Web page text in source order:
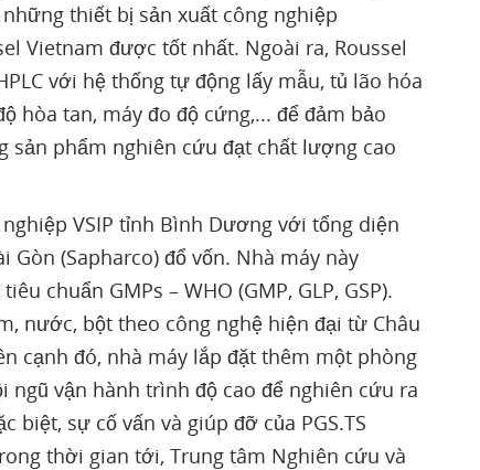
thiết bị sản xuất công nghiệp
Vietnam được tốt nhất. Ngoài ra, Roussel
với hệ thống tự động lấy mẫu, tủ lão hóa
hòa tan, máy đo độ cứng,... để đảm bảo
sản phẩm nghiên cứu đạt chất lượng cao
VSIP tỉnh Bình Dương với tổng diện
(Sapharco) đổ vốn. Nhà máy này
chuẩn GMPs – WHO (GMP, GLP, GSP).
nước, bột theo công nghệ hiện đại từ Châu
cạnh đó, nhà máy lắp đặt thêm một phòng
vận hành trình độ cao để nghiên cứu ra
sự cố vấn và giúp đỡ của PGS.TS
thời gian tới, Trung tâm Nghiên cứu và